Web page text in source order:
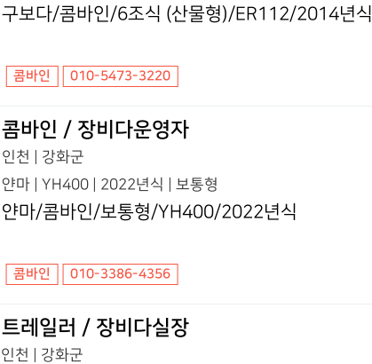
구보다/콤바인/6조식 (산물형)/ER112/2014년식
콤바인 010-5473-3220
콤바인 / 장비다운영자
인천 | 강화군
얀마 | YH400 | 2022년식 | 보통형
얀마/콤바인/보통형/YH400/2022년식
콤바인 010-3386-4356
트레일러 / 장비다실장
인천 | 강화군